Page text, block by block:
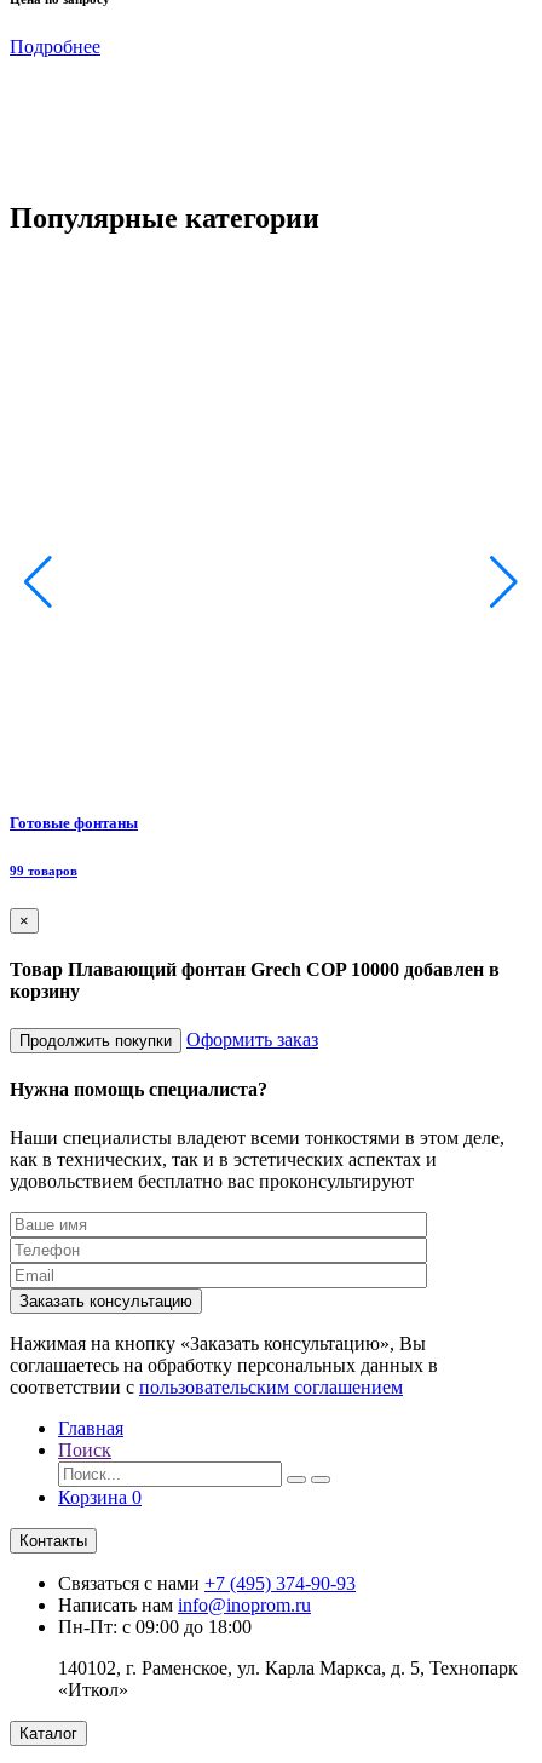
Подробнее
Популярные категории
Готовые фонтаны
99 товаров
×
Товар Плавающий фонтан Grech COP 10000 добавлен в
корзину
Продолжить покупки Оформить заказ
Нужна помощь специалиста?
Наши специалисты владеют всеми тонкостями в этом деле,
как в технических, так и в эстетических аспектах и
удовольствием бесплатно вас проконсультируют
Заказать консультацию
Нажимая на кнопку «Заказать консультацию», Вы
соглашаетесь на обработку персональных данных в
соответствии с пользовательским соглашением
Главная
Поиск
Корзина 0
Контакты
Связаться с нами +7 (495) 374-90-93
Написать нам info@inoprom.ru
Пн-Пт: с 09:00 до 18:00
140102, г. Раменское, ул. Карла Маркса, д. 5, Технопарк
«Иткол»
Каталог